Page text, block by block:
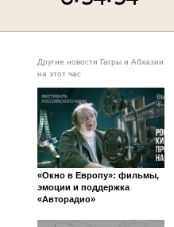
Другие новости Гагры и Абхазии
на этот час
«Окно в Европу»: фильмы,
эмоции и поддержка
«Авторадио»